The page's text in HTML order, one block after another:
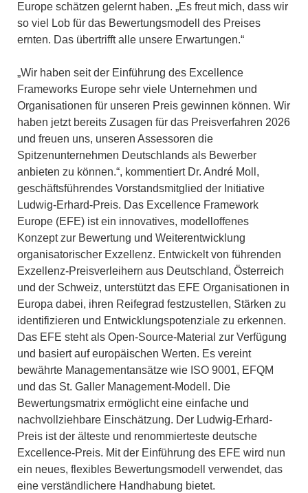
Europe schätzen gelernt haben. „Es freut mich, dass wir
so viel Lob für das Bewertungsmodell des Preises
ernten. Das übertrifft alle unsere Erwartungen.“
„Wir haben seit der Einführung des Excellence
Frameworks Europe sehr viele Unternehmen und
Organisationen für unseren Preis gewinnen können. Wir
haben jetzt bereits Zusagen für das Preisverfahren 2026
und freuen uns, unseren Assessoren die
Spitzenunternehmen Deutschlands als Bewerber
anbieten zu können.“, kommentiert Dr. André Moll,
geschäftsführendes Vorstandsmitglied der Initiative
Ludwig-Erhard-Preis. Das Excellence Framework
Europe (EFE) ist ein innovatives, modelloffenes
Konzept zur Bewertung und Weiterentwicklung
organisatorischer Exzellenz. Entwickelt von führenden
Exzellenz-Preisverleihern aus Deutschland, Österreich
und der Schweiz, unterstützt das EFE Organisationen in
Europa dabei, ihren Reifegrad festzustellen, Stärken zu
identifizieren und Entwicklungspotenziale zu erkennen.
Das EFE steht als Open-Source-Material zur Verfügung
und basiert auf europäischen Werten. Es vereint
bewährte Managementansätze wie ISO 9001, EFQM
und das St. Galler Management-Modell. Die
Bewertungsmatrix ermöglicht eine einfache und
nachvollziehbare Einschätzung. Der Ludwig-Erhard-
Preis ist der älteste und renommierteste deutsche
Excellence-Preis. Mit der Einführung des EFE wird nun
ein neues, flexibles Bewertungsmodell verwendet, das
eine verständlichere Handhabung bietet.